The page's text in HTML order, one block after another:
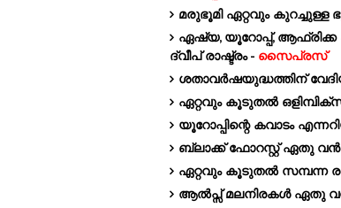
മരുഭൂമി ഏറ്റവും കുറച്ചുള്ള
ഏഷ്യ, യൂറോപ്പ്, ആഫ്രിക്ക
ദ്വീപ്‌ രാഷ്ട്രം - സൈപ്രസ്
ശതാവർഷയുദ്ധത്തിന്
ഏറ്റവും കൂടുതൽ
യൂറോപ്പിന്റെ കവാടം
ബ്ലാക്ക് ഫോറസ്റ്റ് ഏതു
ഏറ്റവും കൂടുതൽ സമ്പന്ന
ആൽപ്സ് മലനിരകൾ ഏതു